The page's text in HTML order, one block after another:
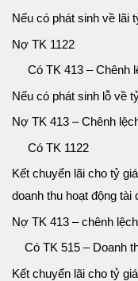
Nếu có phát sinh về lãi
Nợ TK 1122
Có TK 413 – Chênh
Nếu có phát sinh lỗ về
Nợ TK 413 – Chênh
Có TK 1122
Kết chuyển lãi cho tỷ
doanh thu hoạt động tài
Nợ TK 413 – chênh
Có TK 515 – Doanh
Kết chuyển lãi cho tỷ